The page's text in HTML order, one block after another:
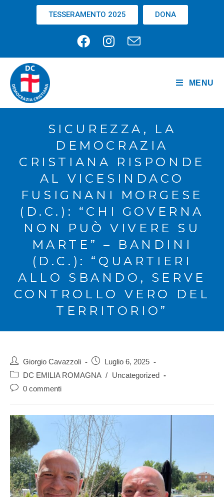
TESSERAMENTO 2025 DONA
MENU
SICUREZZA, LA
DEMOCRAZIA
CRISTIANA RISPONDE
AL VICESINDACO
FUSIGNANI MORGESE
(D.C.): “CHI GOVERNA
NON PUÒ VIVERE SU
MARTE” – BANDINI
(D.C.): “QUARTIERI
ALLO SBANDO, SERVE
CONTROLLO VERO DEL
TERRITORIO”
Giorgio Cavazzoli
Luglio 6, 2025
DC EMILIA ROMAGNA /
Uncategorized
0 commenti